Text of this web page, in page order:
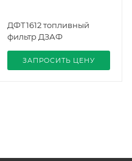
ДФТ1612 топливный
фильтр ДЗАФ
ЗАПРОСИТЬ ЦЕНУ